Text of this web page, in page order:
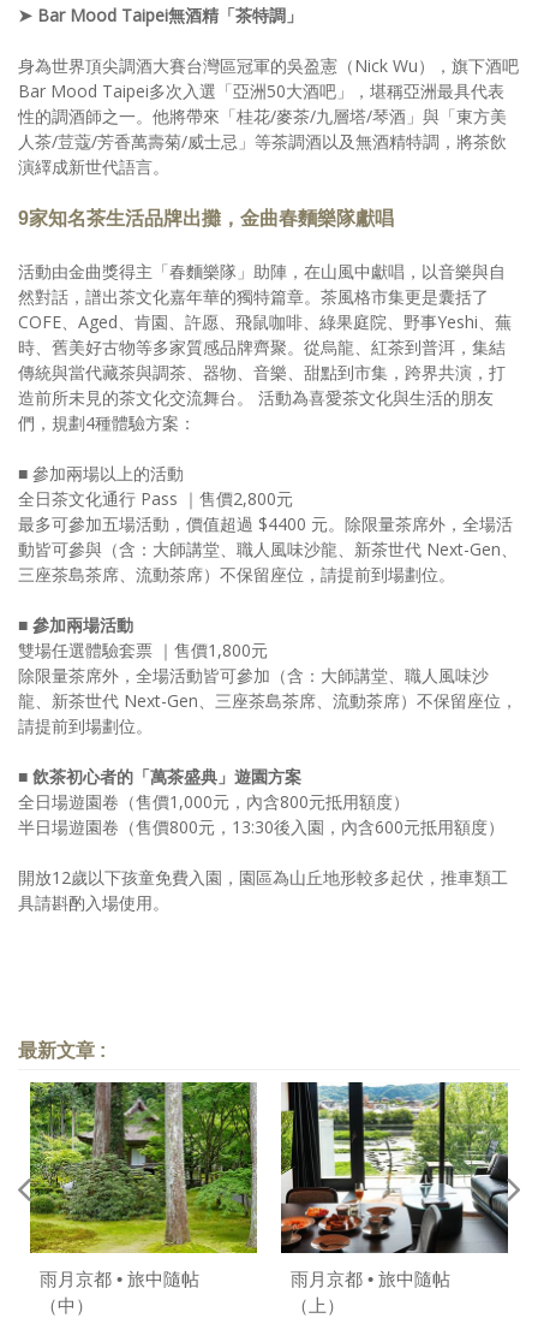
➤ Bar Mood Taipei無酒精「茶特調」
身為世界頂尖調酒大賽台灣區冠軍的吳盈憲（Nick Wu），旗下酒吧
Bar Mood Taipei多次入選「亞洲50大酒吧」，堪稱亞洲最具代表
性的調酒師之一。他將帶來「桂花/麥茶/九層塔/琴酒」與「東方美
人茶/荳蔻/芳香萬壽菊/威士忌」等茶調酒以及無酒精特調，將茶飲
演繹成新世代語言。
9家知名茶生活品牌出攤，金曲春麵樂隊獻唱
活動由金曲獎得主「春麵樂隊」助陣，在山風中獻唱，以音樂與自
然對話，譜出茶文化嘉年華的獨特篇章。茶風格市集更是囊括了
COFE、Aged、肯園、許愿、飛鼠咖啡、綠果庭院、野事Yeshi、蕪
時、舊美好古物等多家質感品牌齊聚。從烏龍、紅茶到普洱，集結
傳統與當代藏茶與調茶、器物、音樂、甜點到市集，跨界共演，打
造前所未見的茶文化交流舞台。 活動為喜愛茶文化與生活的朋友
們，規劃4種體驗方案：
■ 參加兩場以上的活動
全日茶文化通行 Pass ｜售價2,800元
最多可參加五場活動，價值超過 $4400 元。除限量茶席外，全場活
動皆可參與（含：大師講堂、職人風味沙龍、新茶世代 Next-Gen、
三座茶島茶席、流動茶席）不保留座位，請提前到場劃位。
■ 參加兩場活動
雙場任選體驗套票 ｜售價1,800元
除限量茶席外，全場活動皆可參加（含：大師講堂、職人風味沙
龍、新茶世代 Next-Gen、三座茶島茶席、流動茶席）不保留座位，
請提前到場劃位。
■ 飲茶初心者的「萬茶盛典」遊園方案
全日場遊園卷（售價1,000元，內含800元抵用額度）
半日場遊園卷（售價800元，13:30後入園，內含600元抵用額度）
開放12歲以下孩童免費入園，園區為山丘地形較多起伏，推車類工
具請斟酌入場使用。
最新文章 :
雨月京都 • 旅中隨帖
（中）
雨月京都 • 旅中隨帖
（上）